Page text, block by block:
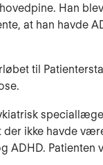
Han
at han havde
til
der ikke havde
ADHD. Patienten